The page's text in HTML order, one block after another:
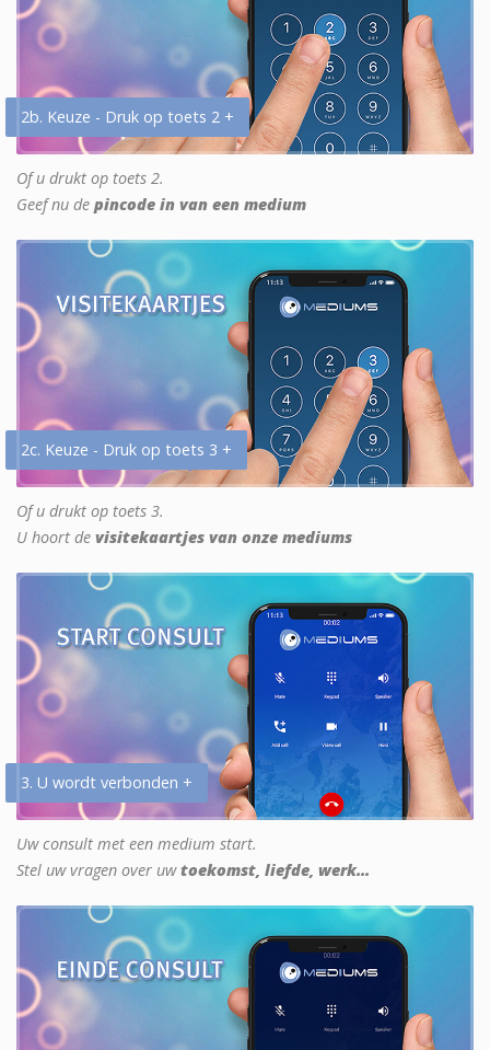
2b. Keuze - Druk op toets 2 +
Of u drukt op toets 2.
Geef nu de pincode in van een medium
2c. Keuze - Druk op toets 3 +
Of u drukt op toets 3.
U hoort de visitekaartjes van onze mediums
3. U wordt verbonden +
Uw consult met een medium start.
Stel uw vragen over uwtoekomst, liefde, werk...